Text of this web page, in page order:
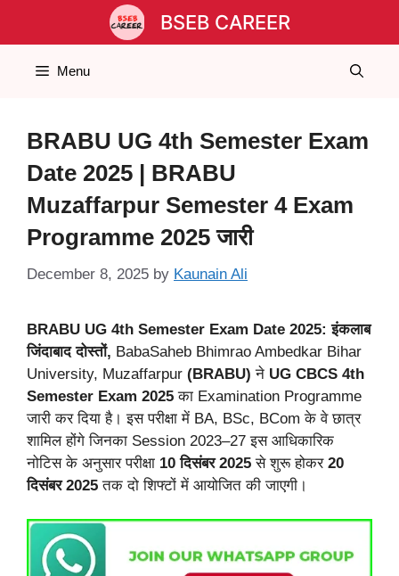
BSEB CAREER
Menu
BRABU UG 4th Semester Exam
Date 2025 | BRABU
Muzaffarpur Semester 4 Exam
Programme 2025 जारी
December 8, 2025 by Kaunain Ali
BRABU UG 4th Semester Exam Date 2025: इंकलाब
जिंदाबाद दोस्तों, BabaSaheb Bhimrao Ambedkar Bihar
University, Muzaffarpur (BRABU) ने UG CBCS 4th
Semester Exam 2025 का Examination Programme
जारी कर दिया है। इस परीक्षा में BA, BSc, BCom के वे छात्र
शामिल होंगे जिनका Session 2023–27 इस आधिकारिक
नोटिस के अनुसार परीक्षा 10 दिसंबर 2025 से शुरू होकर 20
दिसंबर 2025 तक दो शिफ्टों में आयोजित की जाएगी।